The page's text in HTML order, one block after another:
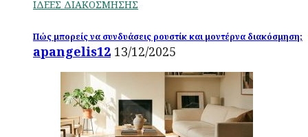
ΙΔΕΕΣ ΔΙΑΚΟΣΜΗΣΗΣ
Πώς μπορείς να συνδυάσεις ρουστίκ και μοντέρνα διακόσμηση;
apangelis12 13/12/2025